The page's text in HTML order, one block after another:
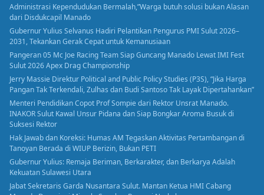
Administrasi Kependudukan Bermalah,”Warga butuh solusi bukan Alasan
dari Disdukcapil Manado
Gubernur Yulius Selvanus Hadiri Pelantikan Pengurus PMI Sulut 2026–
2031, Tekankan Gerak Cepat untuk Kemanusiaan
Pangeran 05 Mc Joe Racing Team Siap Guncang Manado Lewat IMI Fest
Sulut 2026 Apex Drag Championship
Jerry Massie Direktur Political and Public Policy Studies (P3S), “Jika Harga
Pangan Tak Terkendali, Zulhas dan Budi Santoso Tak Layak Dipertahankan”
Menteri Pendidikan Copot Prof Sompie dari Rektor Unsrat Manado.
INAKOR Sulut Kawal Unsur Pidana dan Siap Bongkar Aroma Busuk di
Suksesi Rektor
Hak Jawab dan Koreksi: Humas AM Tegaskan Aktivitas Pertambangan di
Tanoyan Berada di WIUP Berizin, Bukan PETI
Gubernur Yulius: Remaja Beriman, Berkarakter, dan Berkarya Adalah
Kekuatan Sulawesi Utara
Jabat Sekretaris Garda Nusantara Sulut. Mantan Ketua HMI Cabang